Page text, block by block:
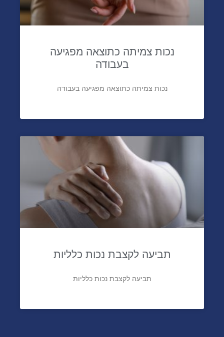
נכות צמיתה כתוצאה מפגיעה
בעבודה
נכות צמיתה כתוצאה מפגיעה בעבודה
תביעה לקצבת נכות כלליות
תביעה לקצבת נכות כלליות